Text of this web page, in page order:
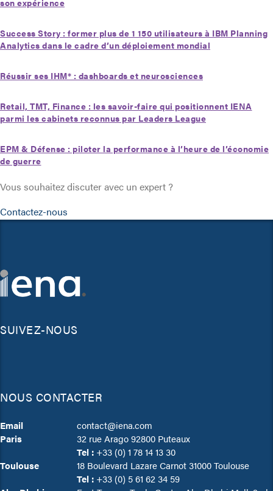
son expérience
Success Story : former plus de 1 150 utilisateurs à IBM Planning
Analytics dans le cadre d’un déploiement mondial
Réussir ses IHM* : dashboards et neurosciences
Retail, TMT, Finance : les savoir-faire qui positionnent IENA
parmi les cabinets reconnus par Leaders League
EPM & Défense : piloter la performance à l’heure de l’économie
de guerre
Vous souhaitez discuter avec un expert ?
Contactez-nous
SUIVEZ-NOUS
NOUS CONTACTER
Email
contact@iena.com
Paris
32 rue Arago 92800 Puteaux
Tel : +33 (0) 1 78 14 13 30
Toulouse
18 Boulevard Lazare Carnot 31000 Toulouse
Tel : +33 (0) 5 61 62 34 59